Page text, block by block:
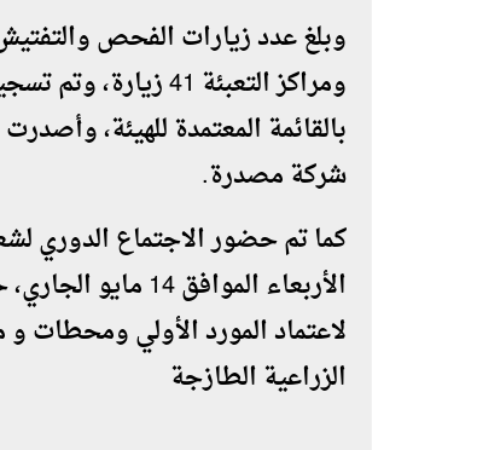
وبلغ عدد زيارات الفحص
شركة مصدرة.
كما تم حضور الاجتماع الدوري
الأربعاء
لاعتماد المورد الأولي ومحطات و
الزراعية الطازجة